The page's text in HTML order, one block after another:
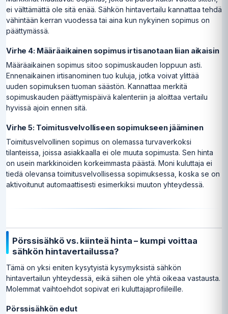
ei välttämättä ole sitä enää. Sähkön hintavertailu kannattaa tehdä
vähintään kerran vuodessa tai aina kun nykyinen sopimus on
päättymässä.
Virhe 4: Määräaikainen sopimus irtisanotaan liian aikaisin
Määräaikainen sopimus sitoo sopimuskauden loppuun asti.
Ennenaikainen irtisanominen tuo kuluja, jotka voivat ylittää
uuden sopimuksen tuoman säästön. Kannattaa merkitä
sopimuskauden päättymispäivä kalenteriin ja aloittaa vertailu
hyvissä ajoin ennen sitä.
Virhe 5: Toimitusvelvolliseen sopimukseen jääminen
Toimitusvelvollinen sopimus on olemassa turvaverkoksi
tilanteissa, joissa asiakkaalla ei ole muuta sopimusta. Sen hinta
on usein markkinoiden korkeimmasta päästä. Moni kuluttaja ei
tiedä olevansa toimitusvelvollisessa sopimuksessa, koska se on
aktivoitunut automaattisesti esimerkiksi muuton yhteydessä.
Pörssisähkö vs. kiinteä hinta – kumpi voittaa
sähkön hintavertailussa?
Tämä on yksi eniten kysytyistä kysymyksistä sähkön
hintavertailun yhteydessä, eikä siihen ole yhtä oikeaa vastausta.
Molemmat vaihtoehdot sopivat eri kuluttajaprofiileille.
Pörssisähkön edut